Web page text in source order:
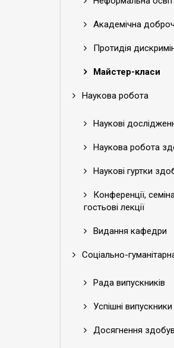
Академічна
Протидія
Майстер-класи
Наукова робота
Наукові
Наукова робота
Наукові гуртки
Конференції,
гостьові лекції
Видання кафедри
Соціально-
Рада випускників
Успішні випускники
Досягнення